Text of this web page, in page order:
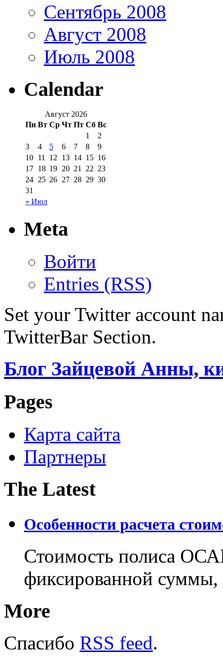
Сентябрь 2008
Август 2008
Июль 2008
Calendar
Август 2026
Пн Вт Ср Чт Пт Сб Вс
« Июл
1
2
3
4 5 6 7 8
9
10 11 12 13 14 15 16
17 18 19 20 21 22 23
24 25 26 27 28 29 30
31
Meta
Войти
Entries (RSS)
Set your Twitter account
TwitterBar Section.
Блог Зайцевой Анны,
Pages
Карта сайта
Партнеры
The Latest
Особенности расчета
Стоимость полиса
фиксированной
More
Спасибо RSS feed.